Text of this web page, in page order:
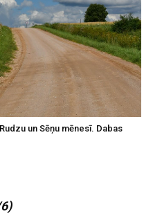
un Sēņu mēnesī. Dabas